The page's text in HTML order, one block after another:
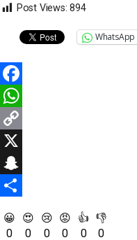
Post Views: 894
WhatsApp
Facebook
WhatsApp
Copy
Link
X
Snapchat
😀
0
😍
0
😢
0
😡
0
👍
0
👎
0